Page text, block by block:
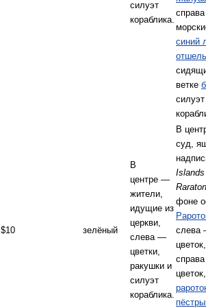
силуэт
кораблика.
синий
ветке
силуэт
$10 зелёный
В
центре —
жители,
идущие из
церкви,
слева —
цветки,
ракушки и
силуэт
кораблика.
В
суд,
Islands
фоне
слева
цветок,
цветок,